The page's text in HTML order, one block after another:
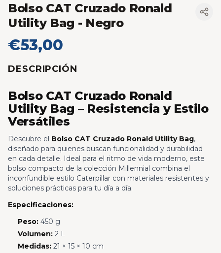
Bolso CAT Cruzado Ronald
Utility Bag - Negro
€53,00
DESCRIPCIÓN
Bolso CAT Cruzado Ronald
Utility Bag – Resistencia y Estilo
Versátiles
Descubre el Bolso CAT Cruzado Ronald Utility Bag,
diseñado para quienes buscan funcionalidad y durabilidad
en cada detalle. Ideal para el ritmo de vida moderno, este
bolso compacto de la colección Millennial combina el
inconfundible estilo Caterpillar con materiales resistentes y
soluciones prácticas para tu día a día.
Especificaciones:
Peso:450 g
Volumen:2 L
Medidas:21 × 15 × 10 cm